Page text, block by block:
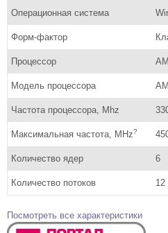
Операционная система
Форм-фактор
Процессор
Модель процессора
Частота процессора, Mhz
Максимальная частота, MHz?
Количество ядер 6
Количество потоков 12
Посмотреть все характеристики